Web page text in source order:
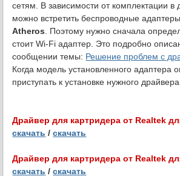
сетям. В зависимости от комплектации в
можно встретить беспроводные адаптеры
Atheros . Поэтому нужно сначала
стоит Wi-Fi адаптер. Это подробно
сообщении темы: Решение проблем с
Когда модель установленного адаптера
приступать к установке нужного драйвера.
Драйвер для картридера от Realtek
скачать /скачать
Драйвер для картридера от Realtek
скачать /скачать